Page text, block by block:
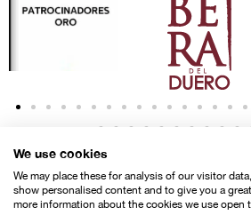
We use cookies
We may place these for analysis of our visitor
show personalised content and to give you a
more information about the cookies we use open